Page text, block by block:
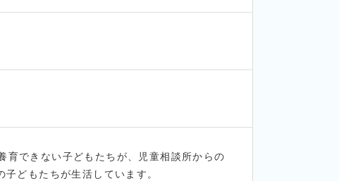
できない子どもたちが、児童相談所からの
どもたちが生活しています。